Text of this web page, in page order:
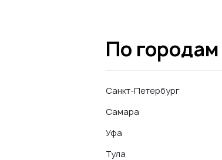
По городам
Санкт-Петербург
Самара
Уфа
Тула